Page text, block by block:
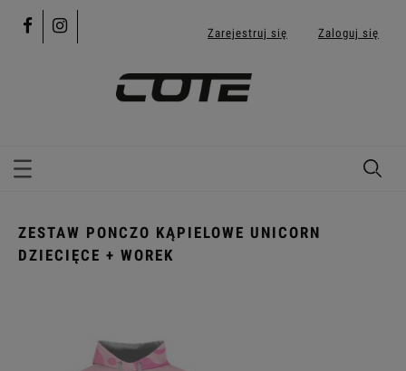
Zarejestruj się Zaloguj się
ZESTAW PONCZO KĄPIELOWE UNICORN
DZIECIĘCE + WOREK